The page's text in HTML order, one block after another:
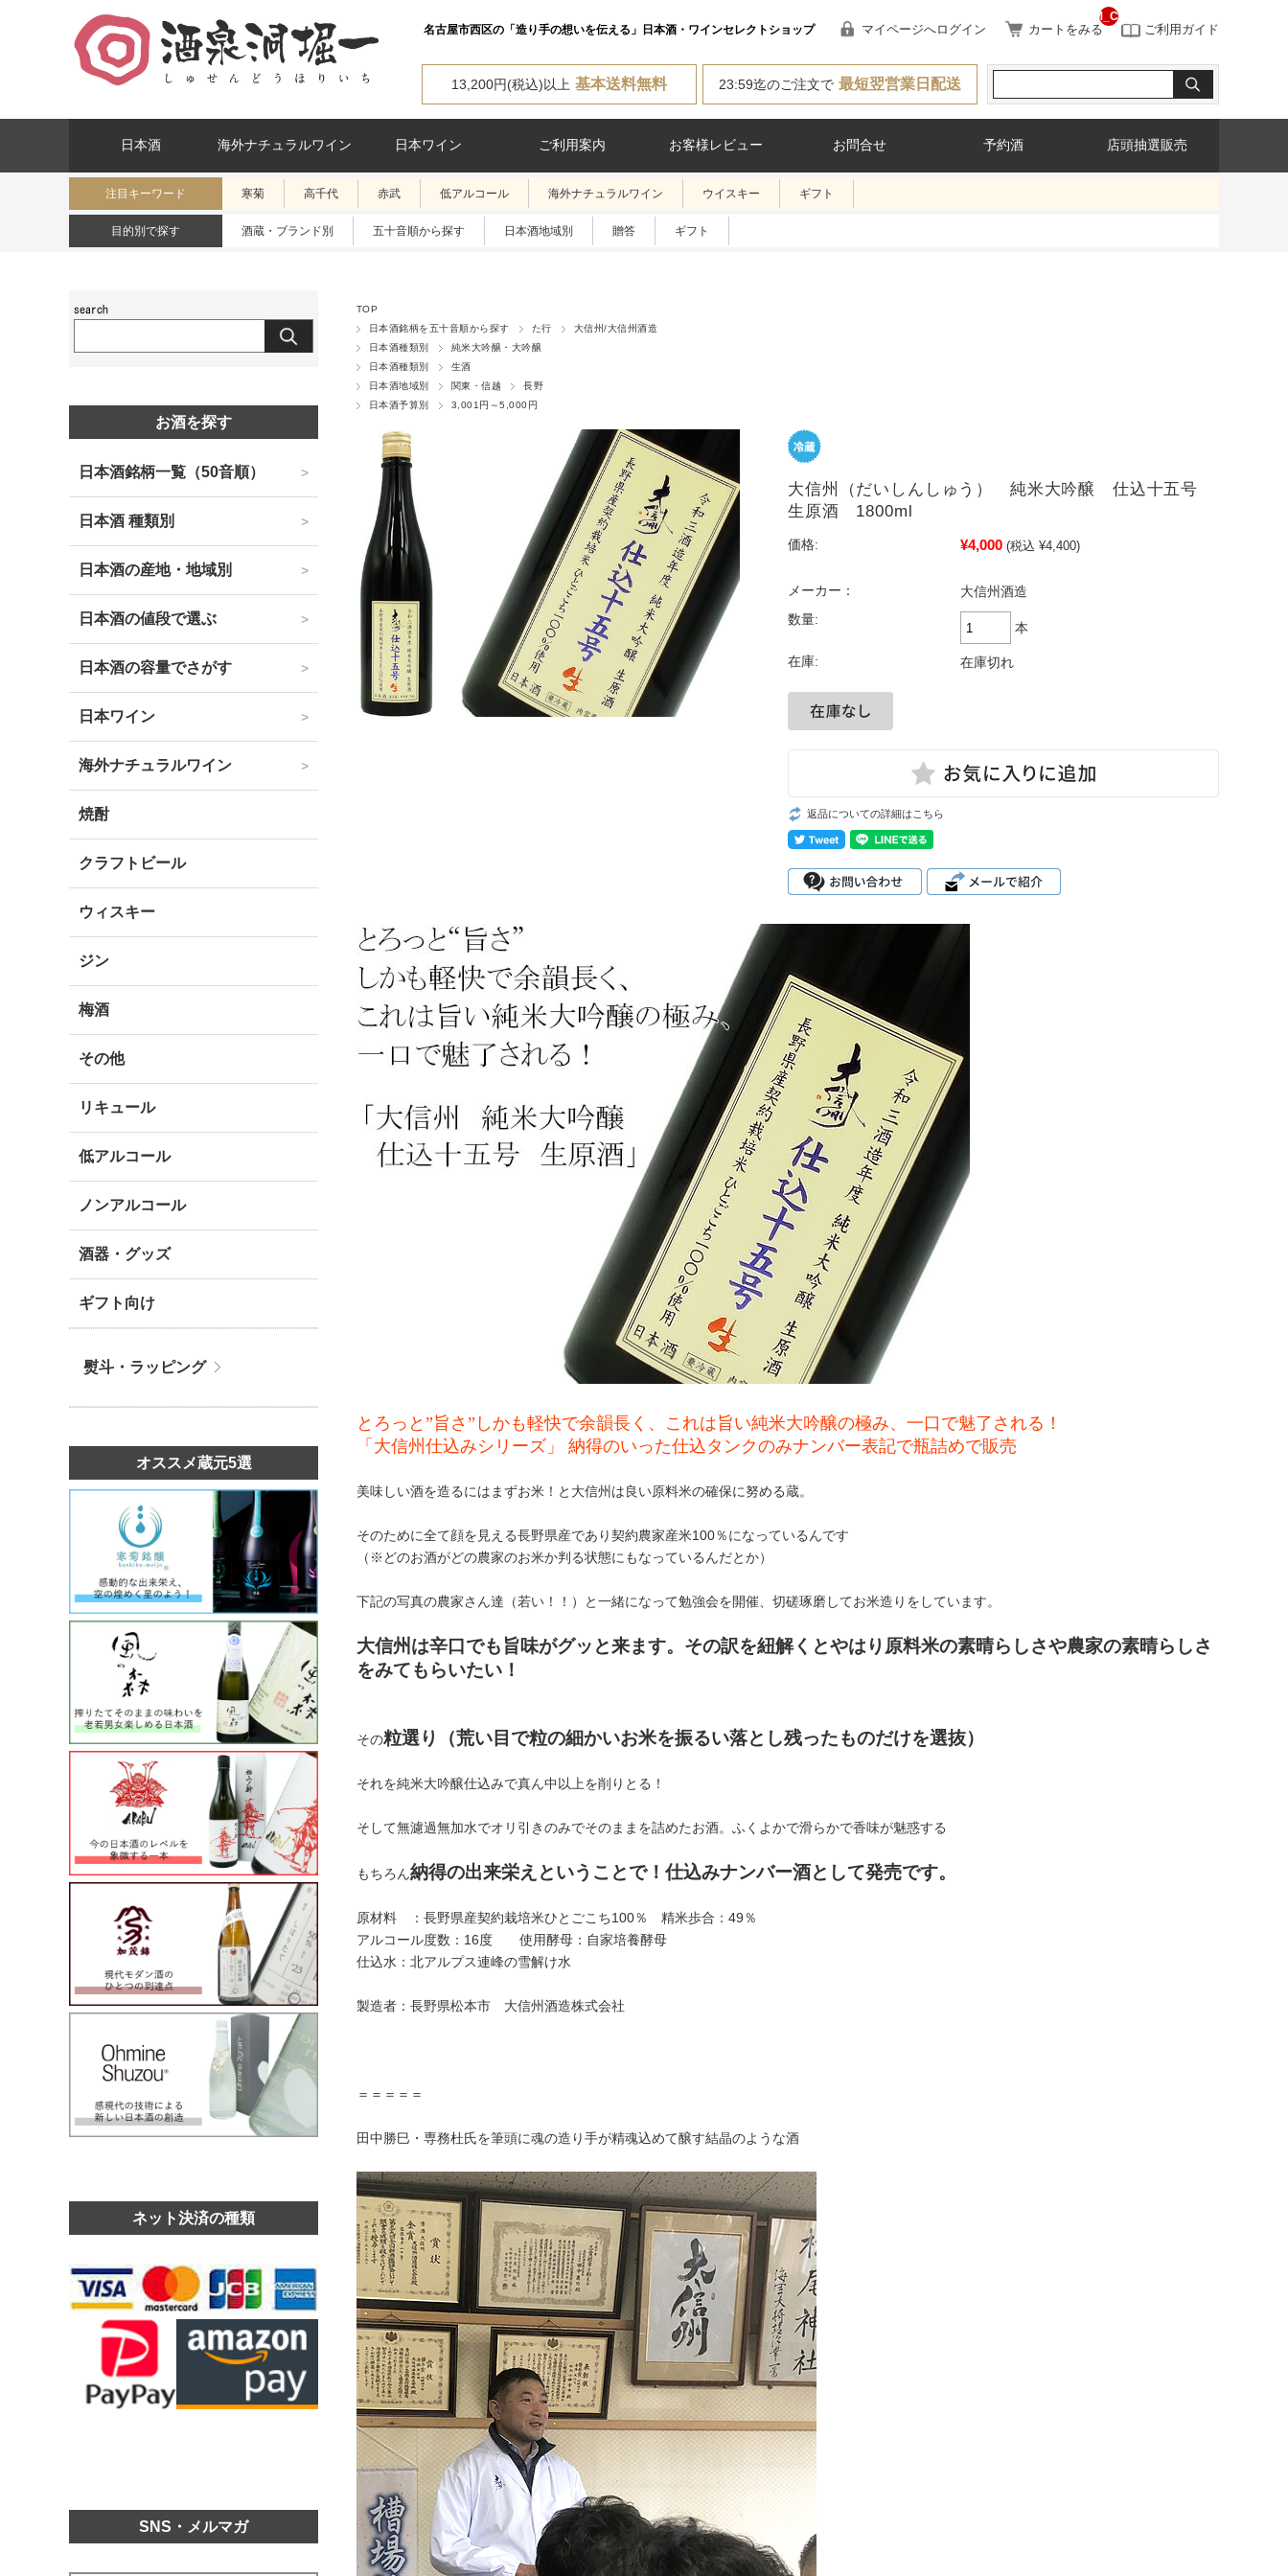
名古屋市西区の「造り手の想いを伝える」日本酒・ワインセレクトショップ マイページへログイン カートをみる
__ITM_CNT__
ご利用ガイド
13,200円(税込)以上 基本送料無料 23:59迄のご注文で 最短翌営業日配送
日本酒 海外ナチュラルワイン 日本ワイン ご利用案内 お客様レビュー お問合せ 予約酒 店頭抽選販売
注目キーワード 寒菊 高千代 赤武 低アルコール 海外ナチュラルワイン ウイスキー ギフト
目的別で探す 酒蔵・ブランド別 五十音順から探す 日本酒地域別 贈答 ギフト
TOP
日本酒銘柄を五十音順から探す
た行
大信州/大信州酒造
日本酒種類別
純米大吟醸・大吟醸
日本酒種類別
生酒
日本酒地域別
関東・信越
長野
日本酒予算別
3,001円～5,000円
大信州（だいしんしゅう） 純米大吟醸 仕込十五号
生原酒 1800ml
価格: ¥4,000 (税込 ¥4,400)
メーカー：
大信州酒造
数量:
本
在庫: 在庫切れ
返品についての詳細はこちら
とろっと”旨さ”しかも軽快で余韻長く、これは旨い純米大吟醸の極み、一口で魅了される！
「大信州仕込みシリーズ」 納得のいった仕込タンクのみナンバー表記で瓶詰めで販売
美味しい酒を造るにはまずお米！と大信州は良い原料米の確保に努める蔵。
そのために全て顔を見える長野県産であり契約農家産米100％になっているんです
（※どのお酒がどの農家のお米か判る状態にもなっているんだとか）
下記の写真の農家さん達（若い！！）と一緒になって勉強会を開催、切磋琢磨してお米造りをしています。
大信州は辛口でも旨味がグッと来ます。その訳を紐解くとやはり原料米の素晴らしさや農家の素晴らしさ
をみてもらいたい！
その粒選り（荒い目で粒の細かいお米を振るい落とし残ったものだけを選抜）
それを純米大吟醸仕込みで真ん中以上を削りとる！
そして無濾過無加水でオリ引きのみでそのままを詰めたお酒。ふくよかで滑らかで香味が魅惑する
もちろん納得の出来栄えということで！仕込みナンバー酒として発売です。
原材料 ：長野県産契約栽培米ひとごこち100％ 精米歩合：49％
アルコール度数：16度 使用酵母：自家培養酵母
仕込水：北アルプス連峰の雪解け水
製造者：長野県松本市 大信州酒造株式会社
＝＝＝＝＝
田中勝巳・専務杜氏を筆頭に魂の造り手が精魂込めて醸す結晶のような酒
お酒を探す
日本酒銘柄一覧（50音順）
日本酒 種類別
日本酒の産地・地域別
日本酒の値段で選ぶ
日本酒の容量でさがす
日本ワイン
海外ナチュラルワイン
焼酎
クラフトビール
ウィスキー
ジン
梅酒
その他
リキュール
低アルコール
ノンアルコール
酒器・グッズ
ギフト向け
熨斗・ラッピング
オススメ蔵元5選
ネット決済の種類
SNS・メルマガ